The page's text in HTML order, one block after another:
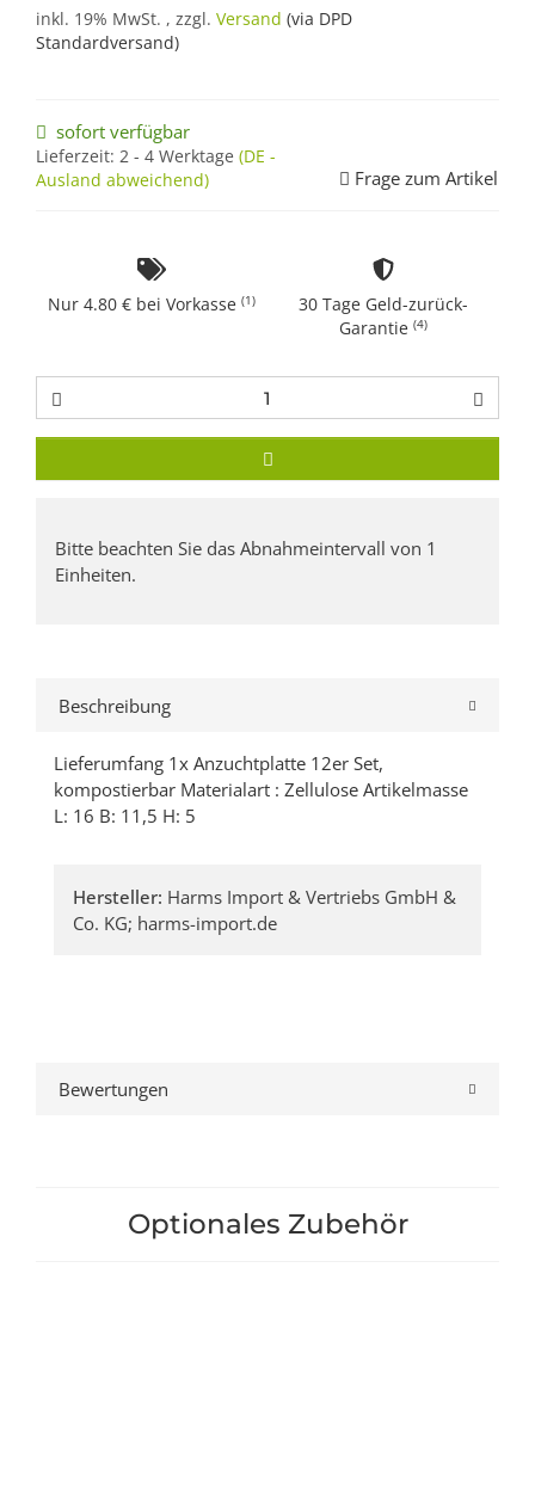
inkl. 19% MwSt. , zzgl. Versand (via DPD
Standardversand)
sofort verfügbar
Lieferzeit: 2 - 4 Werktage (DE -
Ausland abweichend)
Frage zum Artikel
Nur 4.80 € bei Vorkasse (1)
30 Tage Geld-zurück-
Garantie (4)
Bitte beachten Sie das Abnahmeintervall von 1
Einheiten.
Beschreibung
Lieferumfang 1x Anzuchtplatte 12er Set,
kompostierbar Materialart : Zellulose Artikelmasse
L: 16 B: 11,5 H: 5
Hersteller: Harms Import & Vertriebs GmbH &
Co. KG; harms-import.de
Bewertungen
Optionales Zubehör